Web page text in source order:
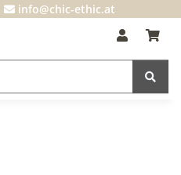
info@chic-ethic.at